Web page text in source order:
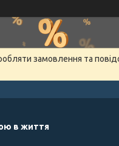
замовлення та
в життя